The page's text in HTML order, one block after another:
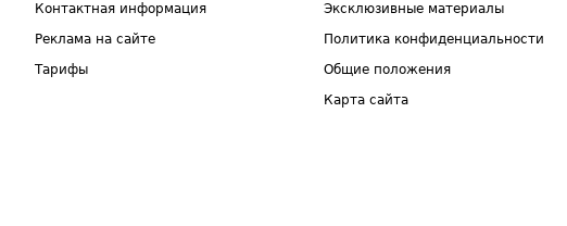
Контактная информация
Реклама на сайте
Тарифы
Эксклюзивные материалы
Политика конфиденциальности
Общие положения
Карта сайта